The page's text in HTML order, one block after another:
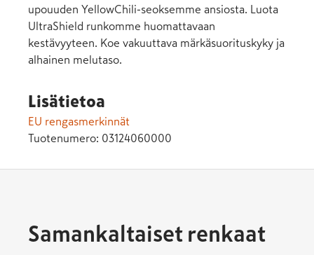
upouuden YellowChili-seoksemme ansiosta. Luota
UltraShield runkomme huomattavaan
kestävyyteen. Koe vakuuttava märkäsuorituskyky ja
alhainen melutaso.
Lisätietoa
EU rengasmerkinnät
Tuotenumero: 03124060000
Samankaltaiset renkaat